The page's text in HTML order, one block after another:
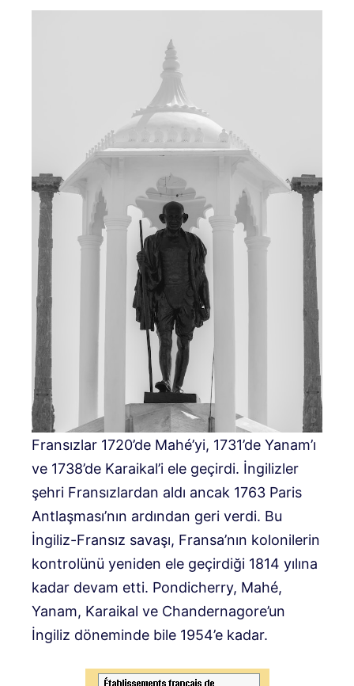
Fransızlar 1720’de Mahé’yi, 1731’de Yanam’ı
ve 1738’de Karaikal’i ele geçirdi. İngilizler
şehri Fransızlardan aldı ancak 1763 Paris
Antlaşması’nın ardından geri verdi. Bu
İngiliz-Fransız savaşı, Fransa’nın kolonilerin
kontrolünü yeniden ele geçirdiği 1814 yılına
kadar devam etti. Pondicherry, Mahé,
Yanam, Karaikal ve Chandernagore’un
İngiliz döneminde bile 1954’e kadar.